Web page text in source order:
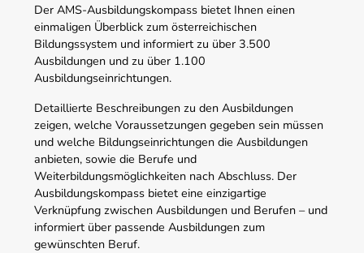
Der AMS-Ausbildungskompass bietet Ihnen einen
einmaligen Überblick zum österreichischen
Bildungssystem und informiert zu über 3.500
Ausbildungen und zu über 1.100
Ausbildungseinrichtungen.
Detaillierte Beschreibungen zu den Ausbildungen
zeigen, welche Voraussetzungen gegeben sein müssen
und welche Bildungseinrichtungen die Ausbildungen
anbieten, sowie die Berufe und
Weiterbildungsmöglichkeiten nach Abschluss. Der
Ausbildungskompass bietet eine einzigartige
Verknüpfung zwischen Ausbildungen und Berufen – und
informiert über passende Ausbildungen zum
gewünschten Beruf.